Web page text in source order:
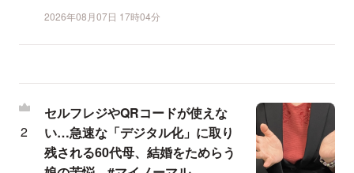
2026年08月07日 17時04分
セルフレジやQRコードが使えな
い…急速な「デジタル化」に取り
残される60代母、結婚をためらう